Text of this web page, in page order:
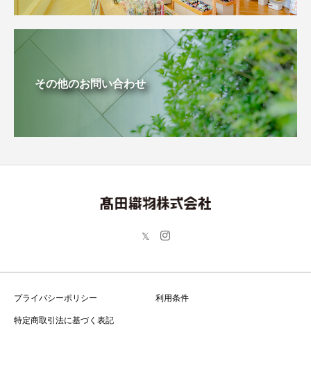
その他のお問い合わせ
プライバシーポリシー
利用条件
特定商取引法に基づく表記